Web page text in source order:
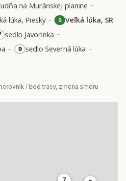
na Muránskej planine –
lúka, Piesky – 5 Veľká lúka, SR
sedlo Javorinka –
– 9 sedlo Severná lúka –
/ bod trasy, zmena smeru
7